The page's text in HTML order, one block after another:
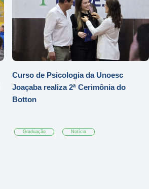
Curso de Psicologia da Unoesc
Joaçaba realiza 2ª Cerimônia do
Botton
Graduação Notícia